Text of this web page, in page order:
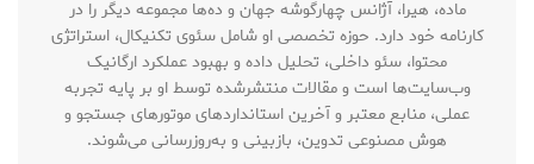
ماده، هیرا، آژانس چهارگوشه جهان و ده‌ها مجموعه دیگر را در
کارنامه خود دارد. حوزه تخصصی او شامل سئوی تکنیکال، استراتژی
محتوا، سئو داخلی، تحلیل داده و بهبود عملکرد ارگانیک
وب‌سایت‌ها است و مقالات منتشرشده توسط او بر پایه تجربه
عملی، منابع معتبر و آخرین استانداردهای موتورهای جستجو و
هوش مصنوعی تدوین، بازبینی و به‌روزرسانی می‌شوند.